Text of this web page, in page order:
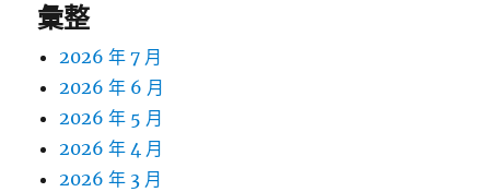
彙整
2026 年 7 月
2026 年 6 月
2026 年 5 月
2026 年 4 月
2026 年 3 月